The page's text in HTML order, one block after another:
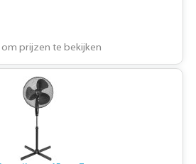
om prijzen te bekijken